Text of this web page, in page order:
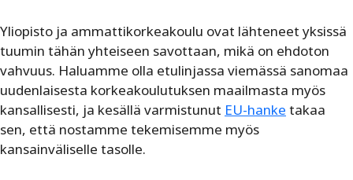
Yliopisto ja ammattikorkeakoulu ovat lähteneet yksissä
tuumin tähän yhteiseen savottaan, mikä on ehdoton
vahvuus. Haluamme olla etulinjassa viemässä sanomaa
uudenlaisesta korkeakoulutuksen maailmasta myös
kansallisesti, ja kesällä varmistunut EU-hanke takaa
sen, että nostamme tekemisemme myös
kansainväliselle tasolle.